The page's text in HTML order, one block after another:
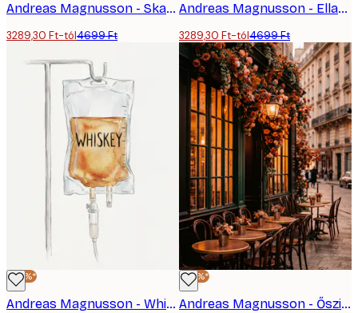
Andreas Magnusson - Skandináv Tejelő Tehén Poszter
3289,30 Ft-tól4699 Ft
Andreas Magnusson - Ellazult Lábak az Ablakban Poszter
3289,30 Ft-tól4699 Ft
-30%*
Andreas Magnusson - Whiskey Terápia Infúzió Poszter
-30%*
Andreas Magnusson - Őszi Párizsi Kávézó Poszter